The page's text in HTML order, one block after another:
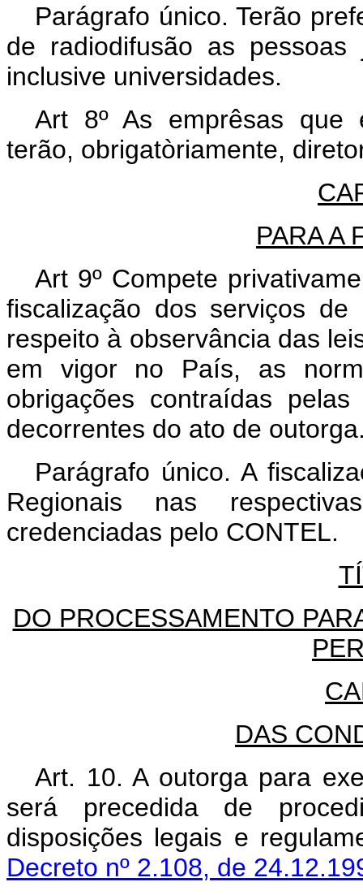
Parágrafo único. Terão
de radiodifusão as
inclusive universidades.
Art 8º As emprêsas que
terão, obrigatòriamente,
PARA A
Art 9º Compete
fiscalização dos serviços
respeito à observância das
em vigor no País, as
obrigações contraídas
decorrentes do ato de
Parágrafo único. A
Regionais nas
credenciadas pelo CONTEL.
DO PROCESSAMENTO
DAS
Art. 10. A outorga para
será precedida de
disposições legais e
Decreto nº 2.108, de